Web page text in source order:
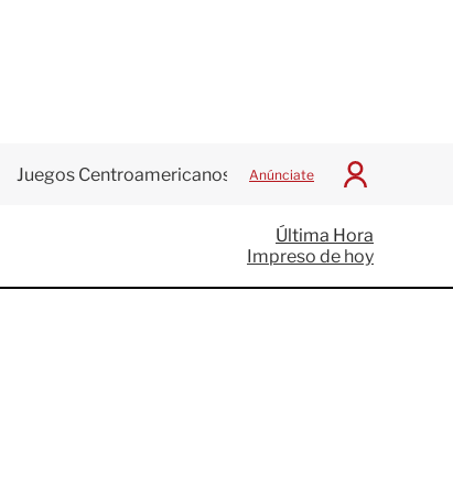
Juegos Centroamericanos Anúnciate
I
c
i
a
Última Hora
Impreso de hoy